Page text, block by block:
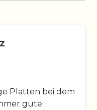
Platten bei dem
gute